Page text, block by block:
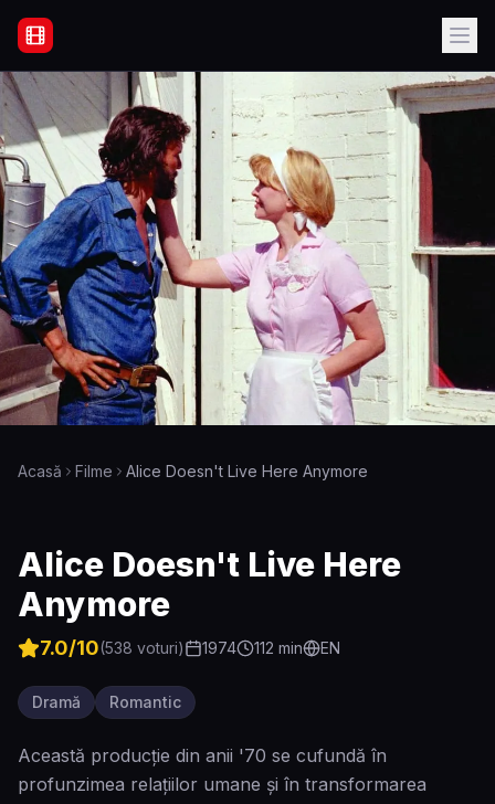
Filme Online Subtitrate - Acasă
Acasă Filme Alice Doesn't Live Here Anymore
Alice Doesn't Live Here
Anymore
7.0/10(538 voturi) 1974 112 min EN
Dramă Romantic
Această producție din anii '70 se cufundă în
profunzimea relațiilor umane și în transformarea